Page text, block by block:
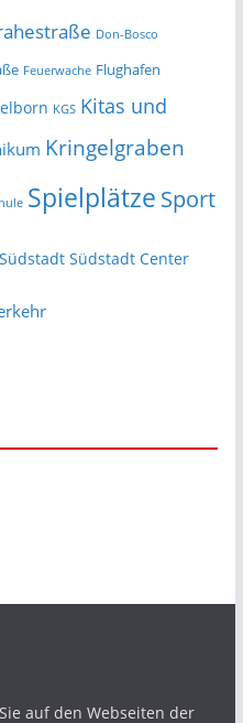
Don-Bosco
Feuerwache Flughafen
KGS Kitas und
Kringelgraben
Spielplätze Sport
Südstadt Center
auf den Webseiten der